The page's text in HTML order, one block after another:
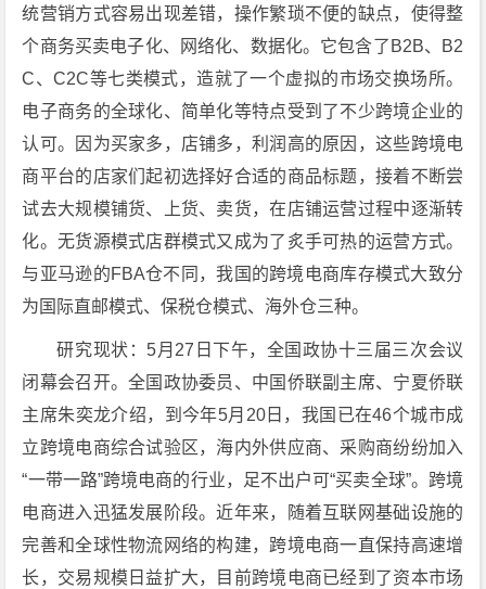
统营销方式容易出现差错，操作繁琐不便的缺点，使得整
个商务买卖电子化、网络化、数据化。它包含了B2B、B2
C、C2C等七类模式，造就了一个虚拟的市场交换场所。
电子商务的全球化、简单化等特点受到了不少跨境企业的
认可。因为买家多，店铺多，利润高的原因，这些跨境电
商平台的店家们起初选择好合适的商品标题，接着不断尝
试去大规模铺货、上货、卖货，在店铺运营过程中逐渐转
化。无货源模式店群模式又成为了炙手可热的运营方式。
与亚马逊的FBA仓不同，我国的跨境电商库存模式大致分
为国际直邮模式、保税仓模式、海外仓三种。
研究现状：5月27日下午，全国政协十三届三次会议
闭幕会召开。全国政协委员、中国侨联副主席、宁夏侨联
主席朱奕龙介绍，到今年5月20日，我国已在46个城市成
立跨境电商综合试验区，海内外供应商、采购商纷纷加入
“一带一路”跨境电商的行业，足不出户可“买卖全球”。跨境
电商进入迅猛发展阶段。近年来，随着互联网基础设施的
完善和全球性物流网络的构建，跨境电商一直保持高速增
长，交易规模日益扩大，目前跨境电商已经到了资本市场